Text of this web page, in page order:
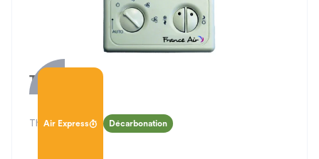
Air Express Décarbonation
THM-02
Thermostat d'ambiance